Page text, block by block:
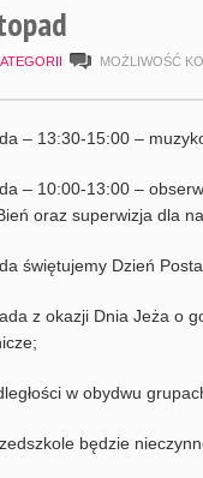
MOŻLIWOŚĆ
– 13:30-15:00 –
– 10:00-13:00 –
oraz superwizja dla
świętujemy Dzień
z okazji Dnia Jeża o
w obydwu
będzie